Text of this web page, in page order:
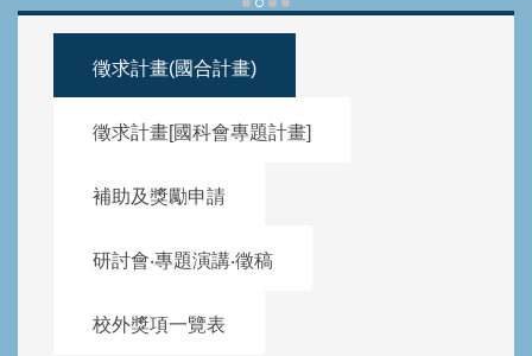
徵求計畫(國合計畫)
徵求計畫[國科會專題計畫]
補助及獎勵申請
研討會‧專題演講‧徵稿
校外獎項一覽表